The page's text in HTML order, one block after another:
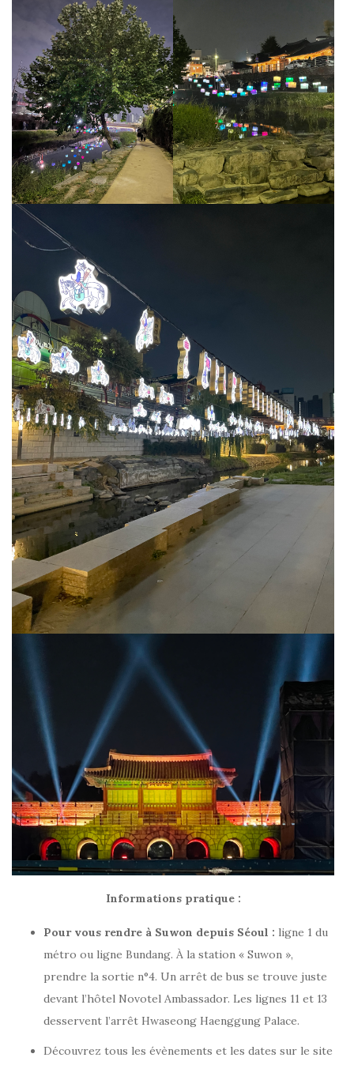
Informations pratique :
Pour vous rendre à Suwon depuis Séoul : ligne 1 du
métro ou ligne Bundang. À la station « Suwon »,
prendre la sortie n°4. Un arrêt de bus se trouve juste
devant l’hôtel Novotel Ambassador. Les lignes 11 et 13
desservent l’arrêt Hwaseong Haenggung Palace.
Découvrez tous les évènements et les dates sur le site